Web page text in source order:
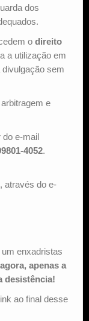
dos
o direito
a utilização em
sem
e
do e-mail
4052.
através do e-
enxadristas
apenas a
desistência!
ao final desse